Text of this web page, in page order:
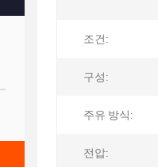
조건:
구성:
주유 방식:
전압: